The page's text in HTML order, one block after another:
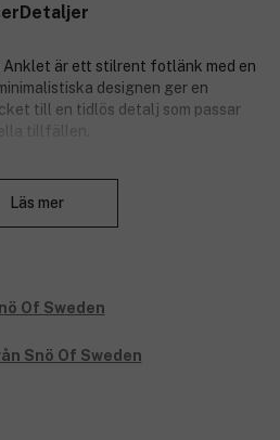
Detaljer
Anklet är ett stilrent fotlänk med en
designen ger en
till en tidlös detalj som passar
tillfällen.
Läs mer
Snö Of Sweden